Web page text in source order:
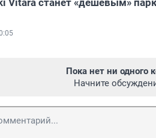
Vitara станет «дешевым»
Пока нет ни одного
Начните